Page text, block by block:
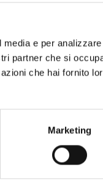
e per
partner che si
che hai fornito
Marketing
di ritorno con
sodalizio
di cucire
successivo
il record di
la certezza
(per il
ex aequocon
1947